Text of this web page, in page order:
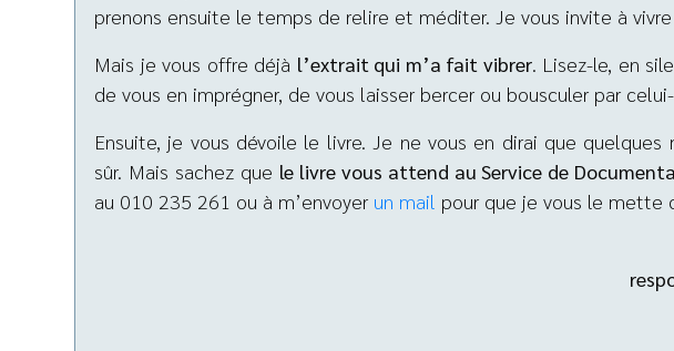
prenons ensuite le temps de relire et méditer. Je vous invite à
Mais je vous offre déjà l’extrait qui m’a fait vibrer. Lisez-le, en
de vous en imprégner, de vous laisser bercer ou bousculer par
Ensuite, je vous dévoile le livre. Je ne vous en dirai que
sûr. Mais sachez que le livre vous attend au Service de
au 010 235 261 ou à m’envoyer un mail pour que je vous le mette